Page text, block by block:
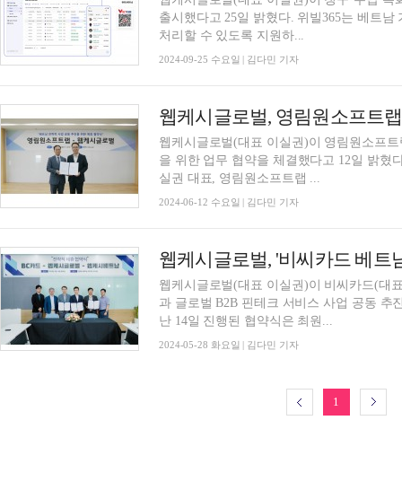
출시했다고 25일 밝혔다. 위빌365는 베트
처리할 수 있도록 지원하...
2024-09-25 수요일 | 김다민 기자
웹케시글로벌(대표 이실권)이 영림원소프
을 위한 업무 협약을 체결했다고 12일 밝혔
실권 대표, 영림원소프트랩 ...
2024-06-12 수요일 | 김다민 기자
웹케시글로벌(대표 이실권)이 비씨카드(대
과 글로벌 B2B 핀테크 서비스 사업 공동 추
난 14일 진행된 협약식은 최원...
2024-05-28 화요일 | 김다민 기자
1